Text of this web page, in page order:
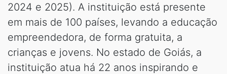
2024 e 2025). A instituição está presente
em mais de 100 países, levando a educação
empreendedora, de forma gratuita, a
crianças e jovens. No estado de Goiás, a
instituição atua há 22 anos inspirando e